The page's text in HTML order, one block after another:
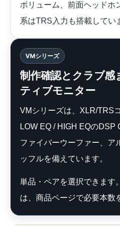
ボリューム、前面ヘッドホ
系はTRS入力も搭載してい
VMシリーズ
制作確認とクラブ感
ティブモニター
VMシリーズは、XLR/TRS
LOW EQ / HIGH EQのDSP
ファイバーウーファー、ア
ッフルを備えています。
単品・ペアを選択できます
は、商品ページで必要本数